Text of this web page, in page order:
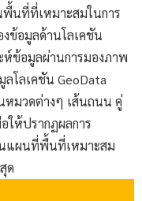
นที่ที่เหมาะสมในการ
ข้อมูลด้านโลเคชัน
ห์ข้อมูลผ่านการมองภาพ
โลเคชัน GeoData
หมวดต่างๆ เส้นถนน คู่
ให้ปรากฏผลการ
แผนที่พื้นที่เหมาะสม
ด